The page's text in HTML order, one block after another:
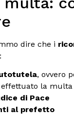
dire che i
:
, ovvero
effettuato la
di Pace
al prefetto